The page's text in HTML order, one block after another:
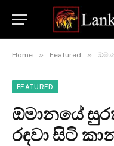
Home » Featured »
FEATURED
ඕමානයේ
රඳවා සිටි